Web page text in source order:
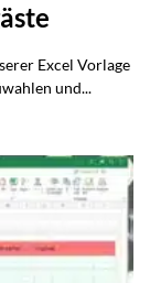
Excel Vorlage
und...